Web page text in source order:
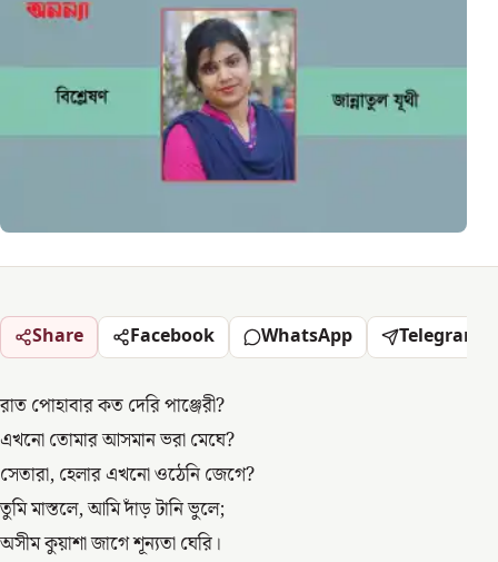
Share Facebook WhatsApp Telegram
রাত পোহাবার কত দেরি পাঞ্জেরী?
এখনো তোমার আসমান ভরা মেঘে?
সেতারা, হেলার এখনো ওঠেনি জেগে?
তুমি মাস্তলে, আমি দাঁড় টানি ভুলে;
অসীম কুয়াশা জাগে শূন্যতা ঘেরি।